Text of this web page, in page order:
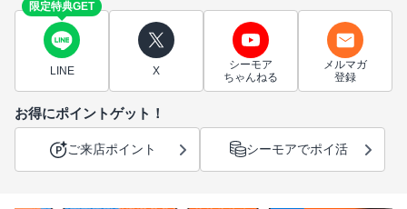
限定特典GET
LINE X
シーモア
ちゃんねる
メルマガ
登録
お得にポイントゲット！
ご来店ポイント シーモアでポイ活